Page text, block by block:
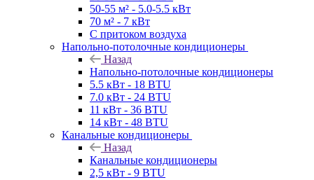
50-55 м² - 5.0-5.5 кВт
70 м² - 7 кВт
С притоком воздуха
Напольно-потолочные кондиционеры
Назад
Напольно-потолочные кондиционеры
5.5 кВт - 18 BTU
7.0 кВт - 24 BTU
11 кВт - 36 BTU
14 кВт - 48 BTU
Канальные кондиционеры
Назад
Канальные кондиционеры
2,5 кВт - 9 BTU